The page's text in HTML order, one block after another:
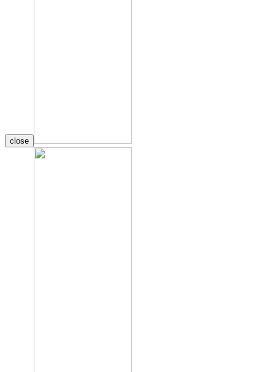
close